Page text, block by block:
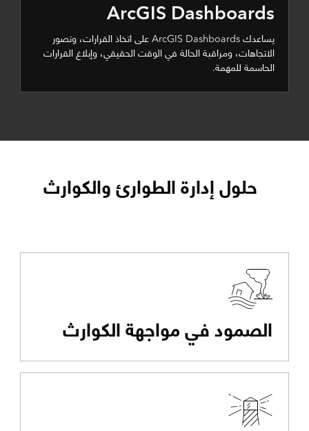
ArcGIS Dashboards
يساعدك ArcGIS Dashboards على اتخاذ القرارات، وتصور
الاتجاهات، ومراقبة الحالة في الوقت الحقيقي، وإبلاغ القرارات
الحاسمة للمهمة.
حلول إدارة الطوارئ والكوارث
الصمود في مواجهة الكوارث